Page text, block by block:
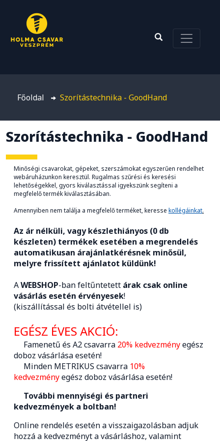
Főoldal Szorítástechnika - GoodHand
Szorítástechnika - GoodHand
Minőségi csavarokat, gépeket, szerszámokat egyszerűen rendelhet
webáruházunkon keresztül. Rugalmas szűrési és keresési
lehetőségekkel, gyors kiválasztással igyekszünk segíteni a
megfelelő termék kiválasztásában.
Amennyiben nem találja a megfelelő terméket, keresse kollégáinkat.
Az ár nélküli, vagy készlethiányos (0 db
készleten) termékek esetében a megrendelés
automatikusan árajánlatkérésnek minősül,
melyre frissített ajánlatot küldünk!
AWEBSHOP-ban feltűntetett árak csak online
vásárlás esetén érvényesek!
(kiszállítással és bolti átvétellel is)
EGÉSZ ÉVES AKCIÓ:
Famenetű és A2 csavarra 20% kedvezményegész
doboz vásárlása esetén!
Minden METRIKUS csavarra 10%
kedvezményegész doboz vásárlása esetén!
További mennyiségi és partneri
kedvezmények a boltban!
Online rendelés esetén a visszaigazolásban adjuk
hozzá a kedvezményt a vásárláshoz, valamint